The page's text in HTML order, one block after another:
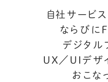
自社サービ
ならびに
デジタル
UX／UIデザ
おこな